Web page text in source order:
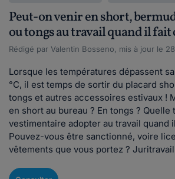
Peut-on venir en short,
ou tongs au travail quand il fait
Rédigé par Valentin Bosseno, mis à jour le
Lorsque les températures dépassent
°C, il est temps de sortir du placard
tongs et autres accessoires estivaux !
en short au bureau ? En tongs ? Quelle
vestimentaire adopter au travail quand
Pouvez-vous être sanctionné, voire
vêtements que vous portez ?